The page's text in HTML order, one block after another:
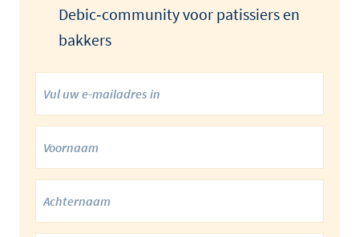
Debic‑community voor patissiers en
bakkers